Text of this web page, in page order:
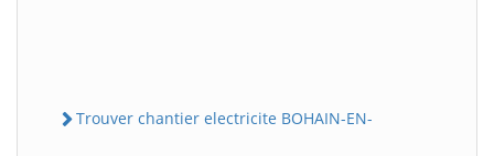
Trouver chantier electricite BOHAIN-EN-